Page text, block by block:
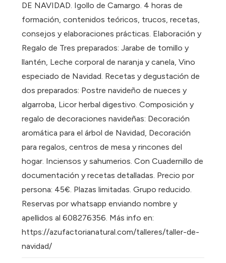
DE NAVIDAD. Igollo de Camargo. 4 horas de
formación, contenidos teóricos, trucos, recetas,
consejos y elaboraciones prácticas. Elaboración y
Regalo de Tres preparados: Jarabe de tomillo y
llantén, Leche corporal de naranja y canela, Vino
especiado de Navidad. Recetas y degustación de
dos preparados: Postre navideño de nueces y
algarroba, Licor herbal digestivo. Composición y
regalo de decoraciones navideñas: Decoración
aromática para el árbol de Navidad, Decoración
para regalos, centros de mesa y rincones del
hogar. Inciensos y sahumerios. Con Cuadernillo de
documentación y recetas detalladas. Precio por
persona: 45€. Plazas limitadas. Grupo reducido.
Reservas por whatsapp enviando nombre y
apellidos al 608276356. Más info en:
https://azufactorianatural.com/talleres/taller-de-
navidad/